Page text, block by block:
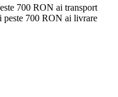
700 RON ai transport
peste 700 RON ai livrare